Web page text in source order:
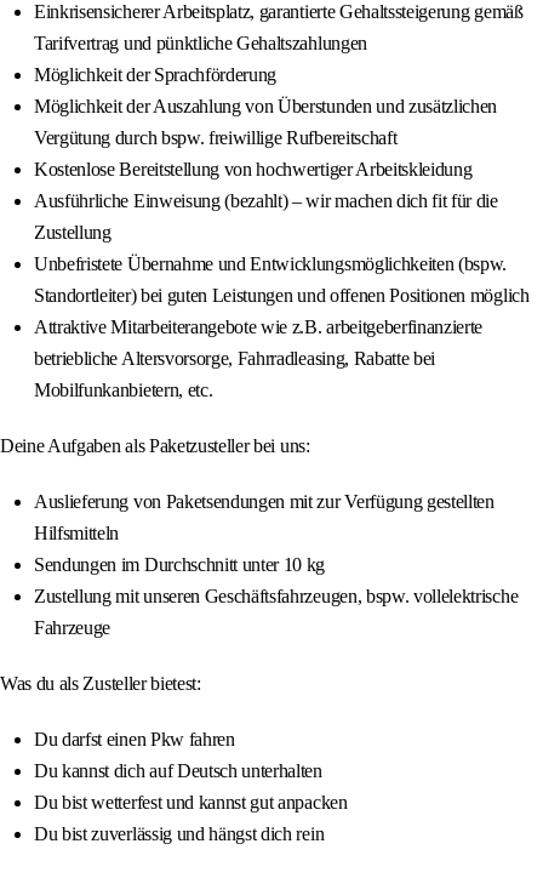
Einkrisensicherer Arbeitsplatz, garantierte Gehaltssteigerung gemäß
Tarifvertrag und pünktliche Gehaltszahlungen
Möglichkeit der Sprachförderung
Möglichkeit der Auszahlung von Überstunden und zusätzlichen
Vergütung durch bspw. freiwillige Rufbereitschaft
Kostenlose Bereitstellung von hochwertiger Arbeitskleidung
Ausführliche Einweisung (bezahlt) – wir machen dich fit für die
Zustellung
Unbefristete Übernahme und Entwicklungsmöglichkeiten (bspw.
Standortleiter) bei guten Leistungen und offenen Positionen möglich
Attraktive Mitarbeiterangebote wie z.B. arbeitgeberfinanzierte
betriebliche Altersvorsorge, Fahrradleasing, Rabatte bei
Mobilfunkanbietern, etc.
Deine Aufgaben als Paketzusteller bei uns:
Auslieferung von Paketsendungen mit zur Verfügung gestellten
Hilfsmitteln
Sendungen im Durchschnitt unter 10 kg
Zustellung mit unseren Geschäftsfahrzeugen, bspw. vollelektrische
Fahrzeuge
Was du als Zusteller bietest:
Du darfst einen Pkw fahren
Du kannst dich auf Deutsch unterhalten
Du bist wetterfest und kannst gut anpacken
Du bist zuverlässig und hängst dich rein